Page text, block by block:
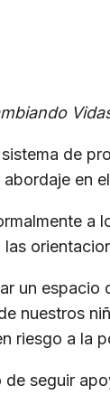
de
en
un espacio
nuestros
riesgo a la
seguir